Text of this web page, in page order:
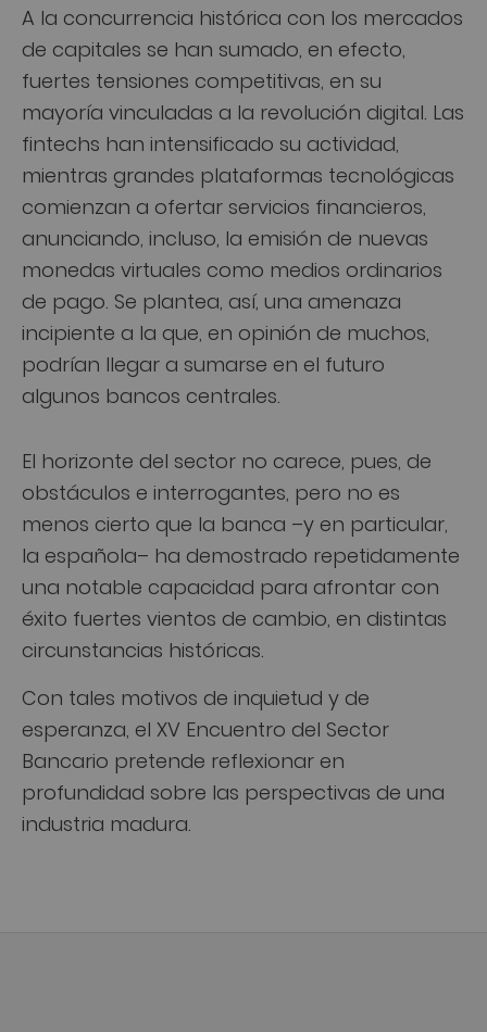
A la concurrencia histórica con los mercados
de capitales se han sumado, en efecto,
fuertes tensiones competitivas, en su
mayoría vinculadas a la revolución digital. Las
fintechs han intensificado su actividad,
mientras grandes plataformas tecnológicas
comienzan a ofertar servicios financieros,
anunciando, incluso, la emisión de nuevas
monedas virtuales como medios ordinarios
de pago. Se plantea, así, una amenaza
incipiente a la que, en opinión de muchos,
podrían llegar a sumarse en el futuro
algunos bancos centrales.
El horizonte del sector no carece, pues, de
obstáculos e interrogantes, pero no es
menos cierto que la banca –y en particular,
la española– ha demostrado repetidamente
una notable capacidad para afrontar con
éxito fuertes vientos de cambio, en distintas
circunstancias históricas.
Con tales motivos de inquietud y de
esperanza, el XV Encuentro del Sector
Bancario pretende reflexionar en
profundidad sobre las perspectivas de una
industria madura.